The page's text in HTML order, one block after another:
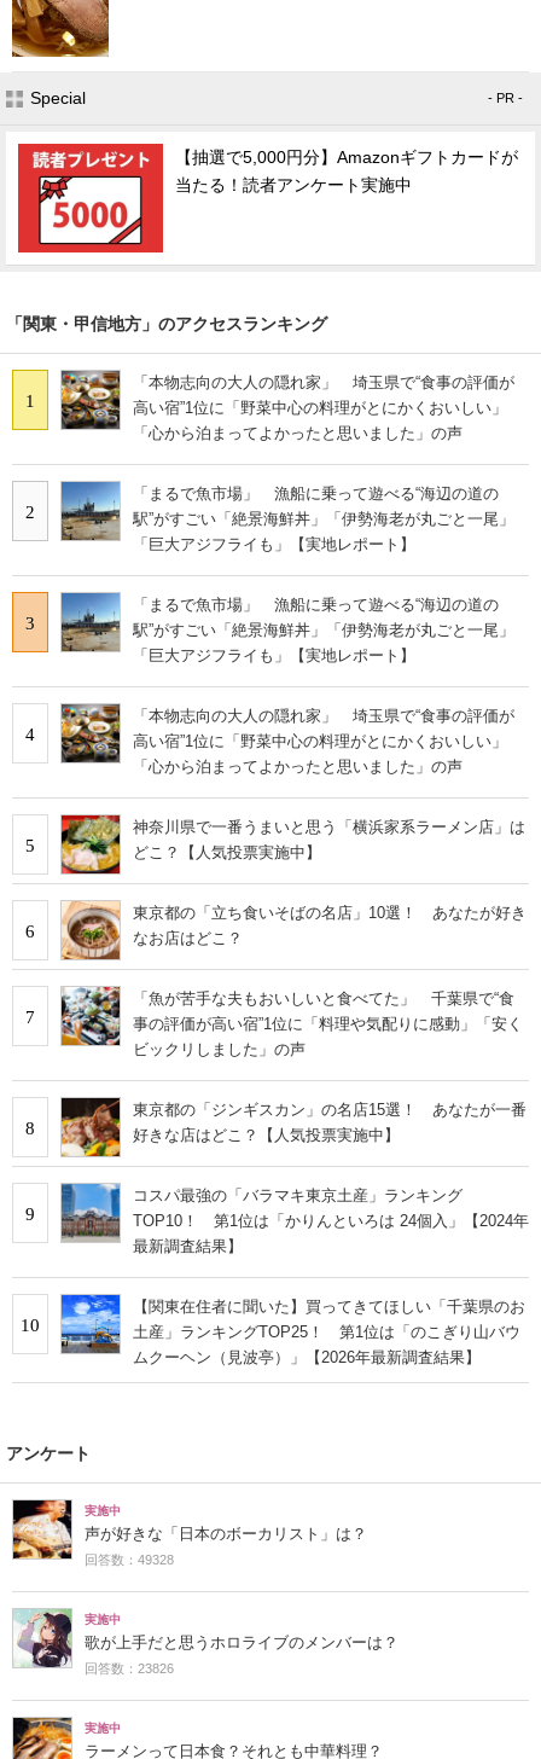
Special - PR -
【抽選で5,000円分】Amazonギフトカードが
当たる！読者アンケート実施中
「関東・甲信地方」のアクセスランキング
1
「本物志向の大人の隠れ家」 埼玉県で“食事の評価が
高い宿”1位に「野菜中心の料理がとにかくおいしい」
「心から泊まってよかったと思いました」の声
2
「まるで魚市場」 漁船に乗って遊べる“海辺の道の
駅”がすごい「絶景海鮮丼」「伊勢海老が丸ごと一尾」
「巨大アジフライも」【実地レポート】
3
「まるで魚市場」 漁船に乗って遊べる“海辺の道の
駅”がすごい「絶景海鮮丼」「伊勢海老が丸ごと一尾」
「巨大アジフライも」【実地レポート】
4
「本物志向の大人の隠れ家」 埼玉県で“食事の評価が
高い宿”1位に「野菜中心の料理がとにかくおいしい」
「心から泊まってよかったと思いました」の声
5
神奈川県で一番うまいと思う「横浜家系ラーメン店」は
どこ？【人気投票実施中】
6
東京都の「立ち食いそばの名店」10選！ あなたが好き
なお店はどこ？
7
「魚が苦手な夫もおいしいと食べてた」 千葉県で“食
事の評価が高い宿”1位に「料理や気配りに感動」「安く
ビックリしました」の声
8
東京都の「ジンギスカン」の名店15選！ あなたが一番
好きな店はどこ？【人気投票実施中】
9
コスパ最強の「バラマキ東京土産」ランキング
TOP10！ 第1位は「かりんといろは 24個入」【2024年
最新調査結果】
10
【関東在住者に聞いた】買ってきてほしい「千葉県のお
土産」ランキングTOP25！ 第1位は「のこぎり山バウ
ムクーヘン（見波亭）」【2026年最新調査結果】
アンケート
実施中
声が好きな「日本のボーカリスト」は？
回答数：49328
実施中
歌が上手だと思うホロライブのメンバーは？
回答数：23826
実施中
ラーメンって日本食？それとも中華料理？